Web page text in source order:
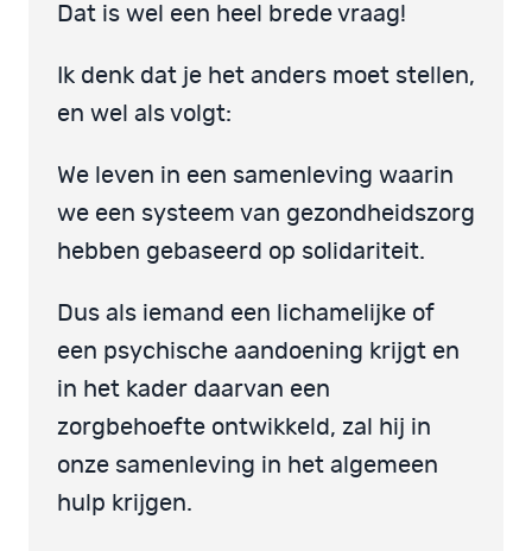
Dat is wel een heel brede vraag!
Ik denk dat je het anders moet stellen,
en wel als volgt:
We leven in een samenleving waarin
we een systeem van gezondheidszorg
hebben gebaseerd op solidariteit.
Dus als iemand een lichamelijke of
een psychische aandoening krijgt en
in het kader daarvan een
zorgbehoefte ontwikkeld, zal hij in
onze samenleving in het algemeen
hulp krijgen.